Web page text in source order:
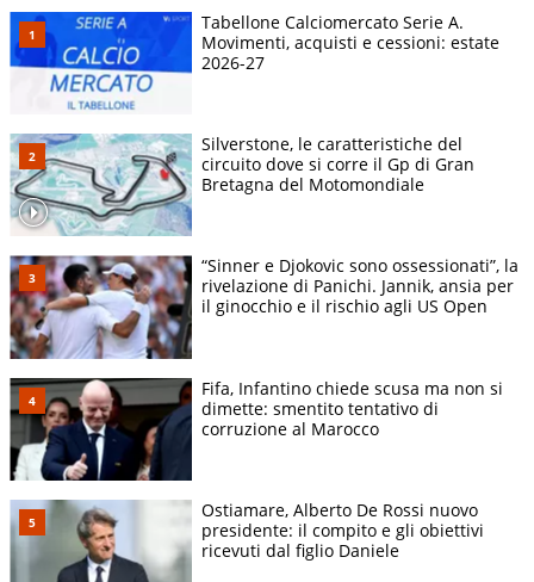
Tabellone Calciomercato Serie A.
Movimenti, acquisti e cessioni: estate
2026-27
Silverstone, le caratteristiche del
circuito dove si corre il Gp di Gran
Bretagna del Motomondiale
“Sinner e Djokovic sono ossessionati”, la
rivelazione di Panichi. Jannik, ansia per
il ginocchio e il rischio agli US Open
Fifa, Infantino chiede scusa ma non si
dimette: smentito tentativo di
corruzione al Marocco
Ostiamare, Alberto De Rossi nuovo
presidente: il compito e gli obiettivi
ricevuti dal figlio Daniele